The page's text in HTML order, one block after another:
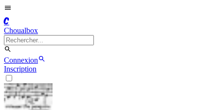
C
Choualbox
Connexion
Inscription